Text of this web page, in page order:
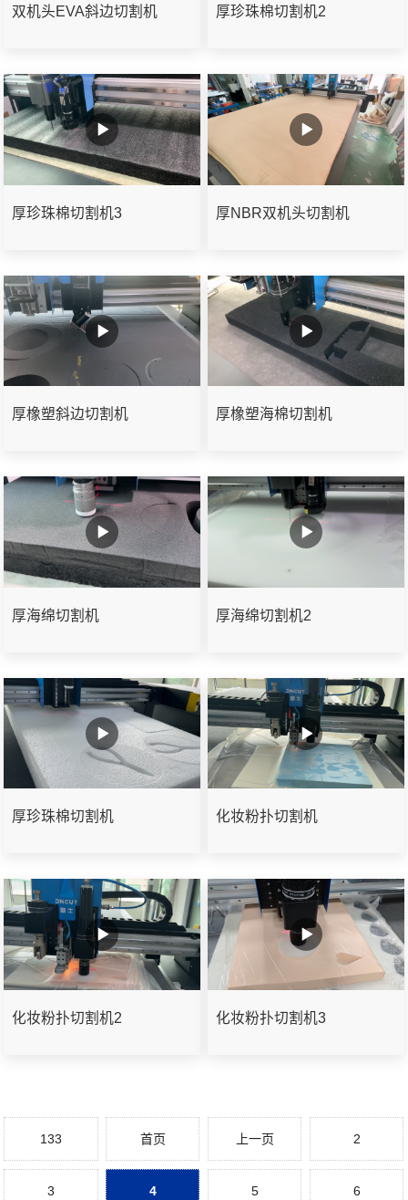
双机头EVA斜边切割机 厚珍珠棉切割机2
厚珍珠棉切割机3 厚NBR双机头切割机
厚橡塑斜边切割机 厚橡塑海棉切割机
厚海绵切割机 厚海绵切割机2
厚珍珠棉切割机 化妆粉扑切割机
化妆粉扑切割机2 化妆粉扑切割机3
133 首页 上一页 2
3 4 5 6